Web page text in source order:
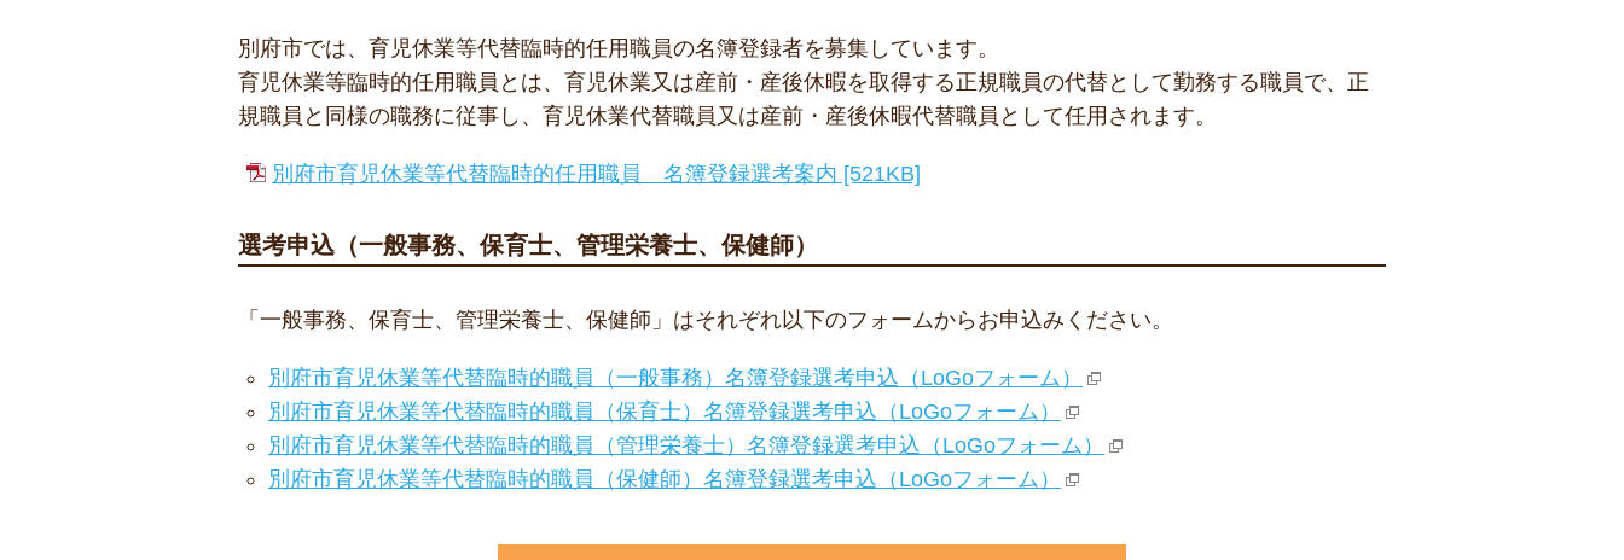
別府市では、育児休業等代替臨時的任用職員の名簿登録者を募集しています。
育児休業等臨時的任用職員とは、育児休業又は産前・産後休暇を取得する正規職員の代替として勤務する職員で、正
規職員と同様の職務に従事し、育児休業代替職員又は産前・産後休暇代替職員として任用されます。
別府市育児休業等代替臨時的任用職員 名簿登録選考案内 [521KB]
選考申込（一般事務、保育士、管理栄養士、保健師）
「一般事務、保育士、管理栄養士、保健師」はそれぞれ以下のフォームからお申込みください。
別府市育児休業等代替臨時的職員（一般事務）名簿登録選考申込（LoGoフォーム）
別府市育児休業等代替臨時的職員（保育士）名簿登録選考申込（LoGoフォーム）
別府市育児休業等代替臨時的職員（管理栄養士）名簿登録選考申込（LoGoフォーム）
別府市育児休業等代替臨時的職員（保健師）名簿登録選考申込（LoGoフォーム）